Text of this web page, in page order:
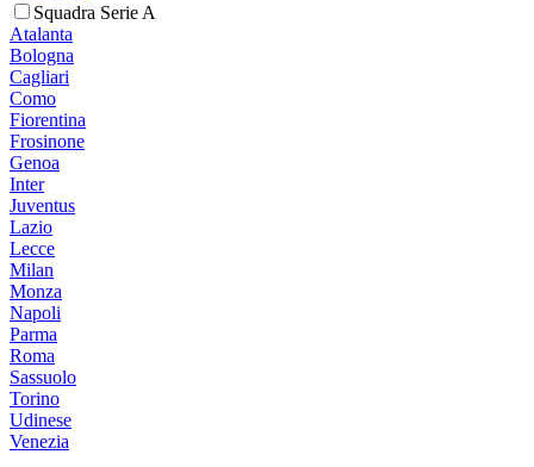
Squadra Serie A
Atalanta
Bologna
Cagliari
Como
Fiorentina
Frosinone
Genoa
Inter
Juventus
Lazio
Lecce
Milan
Monza
Napoli
Parma
Roma
Sassuolo
Torino
Udinese
Venezia